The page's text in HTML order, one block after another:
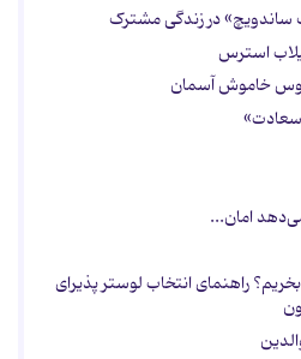
ساندویچ» در زندگی مشترک
استرس
خاموش آسمان
امان...
راهنمای انتخاب لوستر پذیرای